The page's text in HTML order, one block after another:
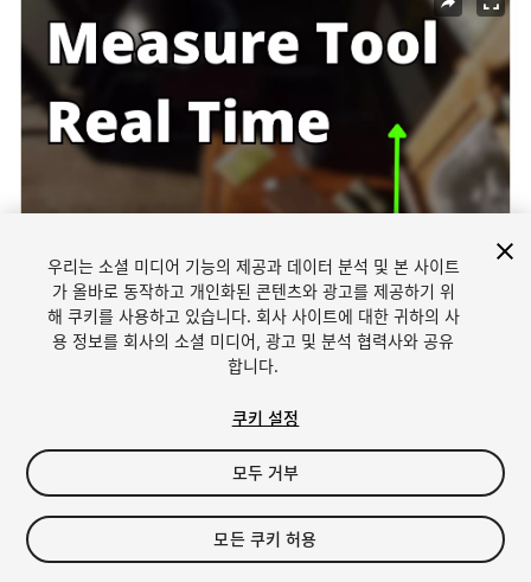
1/5
$4.99
Seat
우리는 소셜 미디어 기능의 제공과 데이터 분석 및 본 사이트
가 올바로 동작하고 개인화된 콘텐츠와 광고를 제공하기 위
해 쿠키를 사용하고 있습니다. 회사 사이트에 대한 귀하의 사
용 정보를 회사의 소셜 미디어, 광고 및 분석 협력사와 공유
합니다.
쿠키 설정
모두 거부
모든 쿠키 허용